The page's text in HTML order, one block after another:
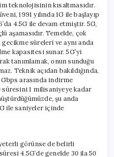
teknolojisinin kısaltmasıdır.
1991 yılında 1G ile başlayıp
4.5G ile devam etmiştir. 5G,
aşamasıdır. Temelde, çok
gecikme süreleri ve aynı anda
kapasitesi sunar. 5G’yi
tanımlamak, onun sunduğu
Teknik açıdan bakıldığında,
arasında indirme
süresini 1 milisaniyeye kadar
şu anda
ile saniyeler içinde
görünse de belirli
4.5G’de genelde 30 ila 50